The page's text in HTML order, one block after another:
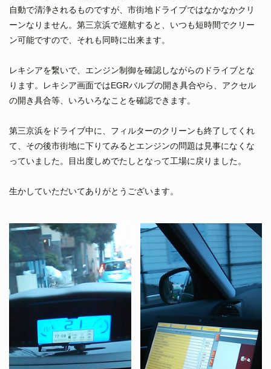
自動で清浄されるものですが、市街地ドライブではなかなかクリ
ーンなりません。第三京浜で巡航すると、いつも短時間でクリー
ン可能ですので、それも同時に出来ます。
レキシアを繋いで、エンジン制御を確認しながらのドライブとな
ります。レキシア画面ではEGRバルブの開き具合やら、アクセル
の開き具合等、いろいろなことを確認できます。
第三京浜をドライブ中に、フィルターのクリーンも終了してくれ
て、その後市街地に下りてみるとエンジンの問題は見事になくな
っていました。目出度しめでたしとなって工場に戻りました。
生かしていただいてありがとうございます。